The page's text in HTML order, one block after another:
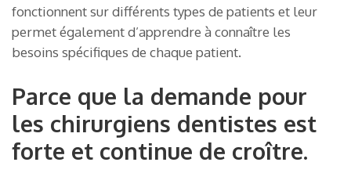
fonctionnent sur différents types de patients et leur
permet également d’apprendre à connaître les
besoins spécifiques de chaque patient.
Parce que la demande pour
les chirurgiens dentistes est
forte et continue de croître.